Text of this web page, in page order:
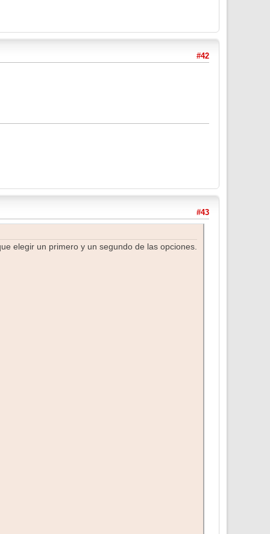
#42
#43
elegir un primero y un segundo de las opciones.